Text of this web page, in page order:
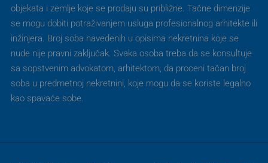
objekata i zemlje koje se prodaju su približne. Tačne dimenzije
se mogu dobiti potraživanjem usluga profesionalnog arhitekte ili
inžinjera. Broj soba navedenih u opisima nekretnina koje se
nude nije pravni zaključak. Svaka osoba treba da se konsultuje
sa sopstvenim advokatom, arhitektom, da proceni tačan broj
soba u predmetnoj nekretnini, koje mogu da se koriste legalno
kao spavaće sobe.